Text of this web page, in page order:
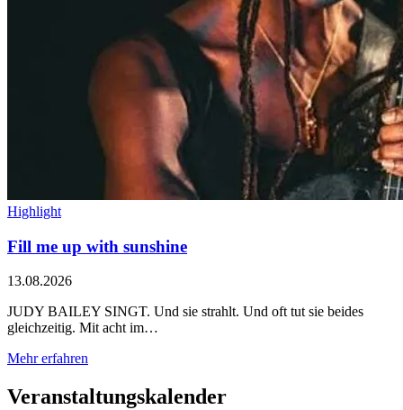
Highlight
Fill me up with sunshine
13.08.2026
JUDY BAILEY SINGT. Und sie strahlt. Und oft tut sie beides
gleichzeitig. Mit acht im…
Mehr erfahren
Veranstaltungskalender